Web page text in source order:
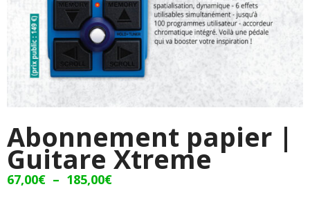
Abonnement papier |
Guitare Xtreme
67,00€ – 185,00€Plage